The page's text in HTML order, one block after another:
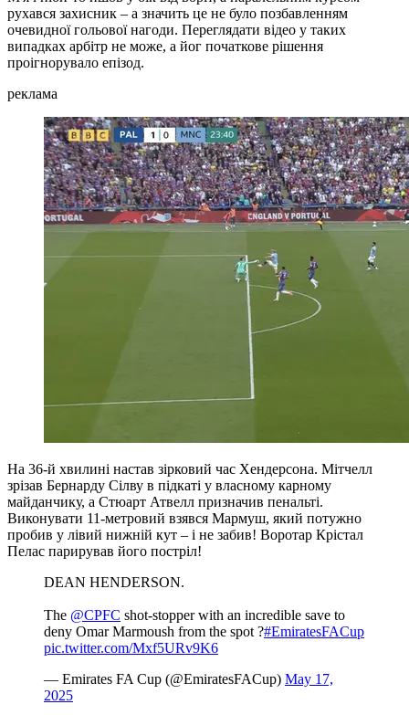
рухався захисник – а значить це не було позбавленням
очевидної гольової нагоди. Переглядати відео у таких
випадках арбітр не може, а йог початкове рішення
проігнорувало епізод.
реклама
На 36-й хвилині настав зірковий час Хендерсона. Мітчелл
зрізав Бернарду Сілву в підкаті у власному карному
майданчику, а Стюарт Атвелл призначив пенальті.
Виконувати 11-метровий взявся Мармуш, який потужно
пробив у лівий нижній кут – і не забив! Воротар Крістал
Пелас парирував його постріл!
DEAN HENDERSON.
The @CPFC shot-stopper with an incredible save to
deny Omar Marmoush from the spot ?#EmiratesFACup
pic.twitter.com/Mxf5URv9K6
— Emirates FA Cup (@EmiratesFACup) May 17,
2025